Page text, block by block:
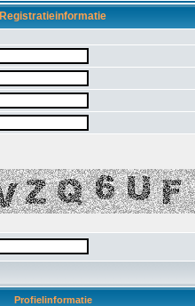
Registratieinformatie
Profielinformatie